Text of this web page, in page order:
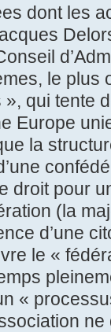
dont les
le plus
», qui tente
Europe
la
droit pour
(la
d’une
le «
«